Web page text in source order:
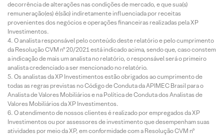
decorrência de alterações nas condições de mercado, e que sua(s)
remuneração(es) é(são) indiretamente influenciada por receitas
provenientes dos negócios e operações financeiras realizadas pela XP
Investimentos.
O analista responsável pelo conteúdo deste relatório e pelo cumprimento
da Resolução CVM nº 20/2021 está indicado acima, sendo que, caso constem
a indicação de mais um analista no relatório, o responsável será o primeiro
analista credenciado a ser mencionado no relatório.
Os analistas da XP Investimentos estão obrigados ao cumprimento de
todas as regras previstas no Código de Conduta da APIMEC Brasil para o
Analista de Valores Mobiliários e na Política de Conduta dos Analistas de
Valores Mobiliários da XP Investimentos.
O atendimento de nossos clientes é realizado por empregados da XP
Investimentos ou por assessores de investimento que desempenham suas
atividades por meio da XP, em conformidade com a Resolução CVM nº